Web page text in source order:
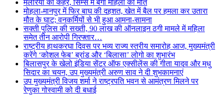
मलेरिया का कहर, सिम्स में बैगा महिला की मौत
मोहला-मानपुर में फिर बाघ की दहशत, खेत में बैल पर हमला कर उतारा
मौत के घाट; वनकर्मियों से भी हुआ आमना-सामना
सक्ती पुलिस की सख्ती, 90 लाख की ऑनलाइन ठगी मामले में महिला
समेत तीन आरोपी गिरफ्तार…
राष्ट्रीय हाथकरघा दिवस पर भव्य राज्य स्तरीय समारोह आज, मुख्यमंत्री
करेंगे ‘कोशल फेब’ ब्रांड और ‘बिलासा’ लोगो का शुभारंभ
बिलासपुर के खेलो इंडिया सेंटर ऑफ एक्सीलेंस की गीता यादव और मधु
सिदार का चयन, उप मुख्यमंत्री अरुण साव ने दी शुभकामनाएं
उप मुख्यमंत्री विजय शर्मा ने राष्ट्रपति भवन से आमंत्रण मिलने पर
रेणुका गोस्वामी को दी बधाई